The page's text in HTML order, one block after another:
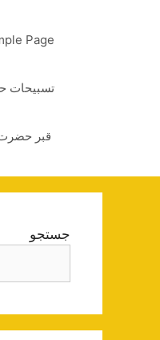
Page
تسبیحات
قبر حضرت
جستجو